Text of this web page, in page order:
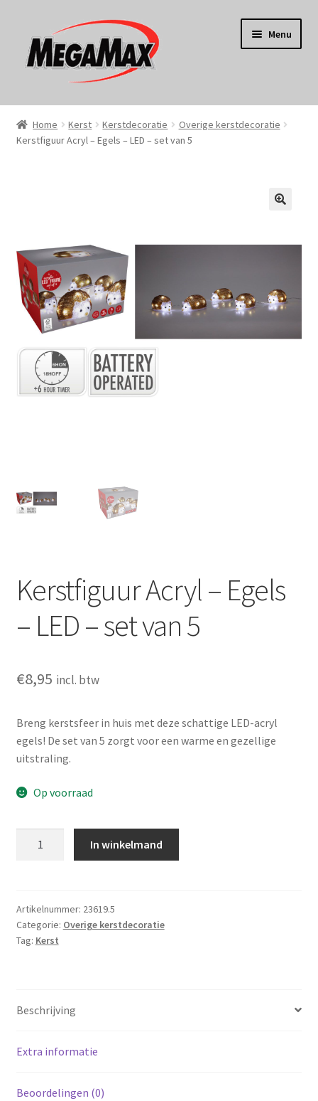
door
naar
naar
de
Menu
Home
KERST
Gereedschap
Wonen
Huishouden
Persoonlijke Verzorging
Home Kerst Kerstdecoratie
Overige kerstdecoratie
Kerstfiguur Acryl – Egels – LED – set van 5
Kerstfiguur Acryl – Egels
– LED – set van 5
€8,95 incl. btw
Breng kerstsfeer in huis met deze schattige LED-acryl
egels! De set van 5 zorgt voor een warme en gezellige
uitstraling.
Op voorraad
-
LED
-
aantal
In winkelmand
Artikelnummer: 23619.5
Categorie: Overige kerstdecoratie
Tag: Kerst
Beschrijving
Extra informatie
Beoordelingen (0)